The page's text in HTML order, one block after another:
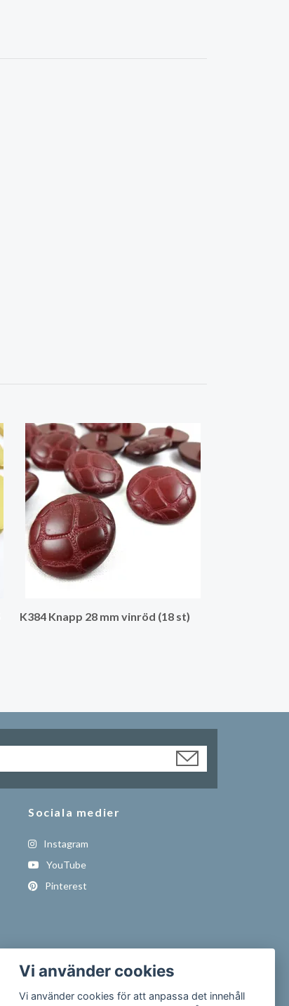
K384 Knapp 28 mm vinröd (18 st)
Sociala medier
Instagram
YouTube
Pinterest
Vi använder cookies
Vi använder cookies för att anpassa det innehåll